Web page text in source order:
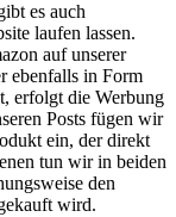
es auch
laufen lassen.
auf unserer
ebenfalls in Form
erfolgt die Werbung
Posts fügen wir
ein, der direkt
tun wir in beiden
den
wird.